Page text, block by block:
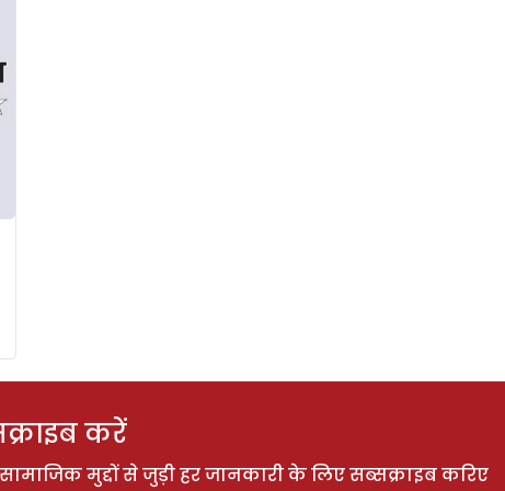
करें
मुद्दों से जुड़ी हर जानकारी के लिए सब्सक्राइब करिए